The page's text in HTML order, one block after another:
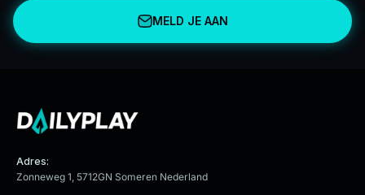
MELD JE AAN
Adres:
Zonneweg 1, 5712GN Someren Nederland